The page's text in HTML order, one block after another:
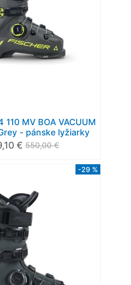
110 MV BOA VACUUM
- pánske lyžiarky
€ 550,00 €
-29 %